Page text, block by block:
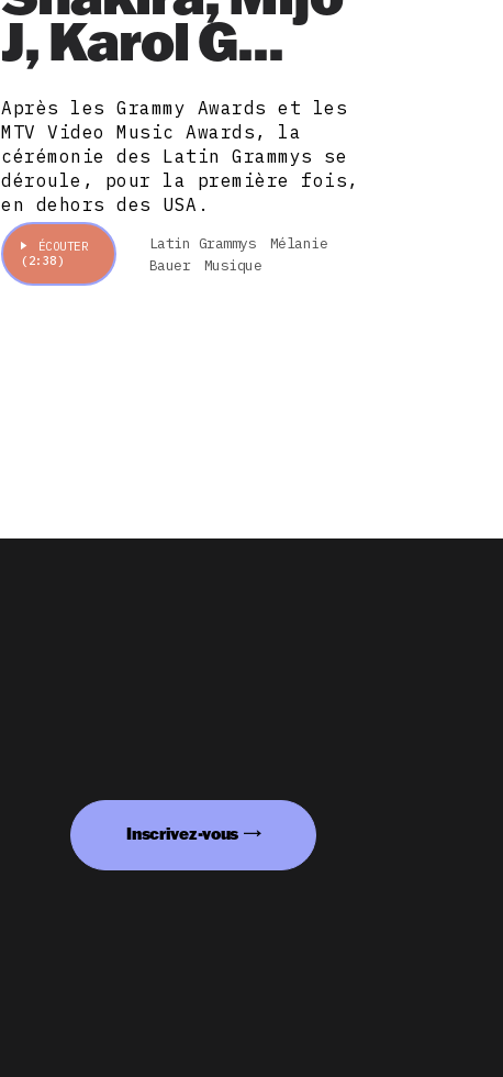
J, Karol G...
Après les Grammy Awards et les
MTV Video Music Awards, la
cérémonie des Latin Grammys se
déroule, pour la première fois,
en dehors des USA.
ÉCOUTER
(2:38)
Latin Grammys
Mélanie
Bauer
Musique
Inscrivez-vous